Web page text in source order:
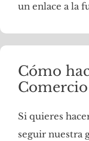
un enlace a la
Cómo
Si quieres
seguir nuestra